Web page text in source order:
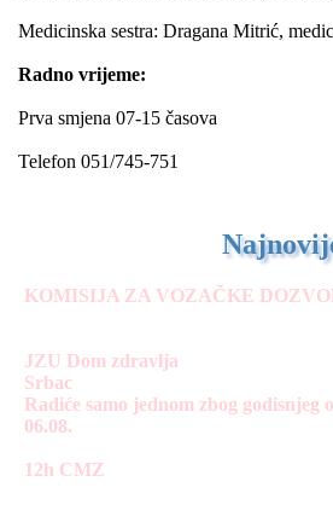
Medicinska sestra: Dragana Mitrić,
Radno vrijeme:
Prva smjena 07-15 časova
Telefon 051/745-751
KOMISIJA ZA VOZAČKE
JZU Dom zdravlja
Srbac
Radiće samo jednom zbog godisnjeg
06.08.
12h CMZ